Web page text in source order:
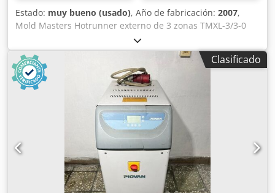
Estado: muy bueno (usado), Año de fabricación: 2007,
Mold Masters Hotrunner externo de 3 zonas TMXL-3/3-0
Tenemos 7 unidades disponibles unidades disponibles
Dcodpfevax Izjx Aklek
Clasificado